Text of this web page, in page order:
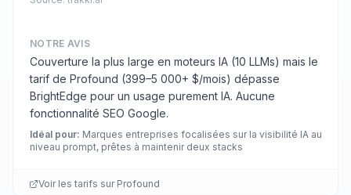
NOTRE AVIS
Couverture la plus large en moteurs IA (10 LLMs) mais le
tarif de Profound (399–5 000+ $/mois) dépasse
BrightEdge pour un usage purement IA. Aucune
fonctionnalité SEO Google.
Idéal pour: Marques entreprises focalisées sur la visibilité IA au
niveau prompt, prêtes à maintenir deux stacks
Voir les tarifs sur Profound